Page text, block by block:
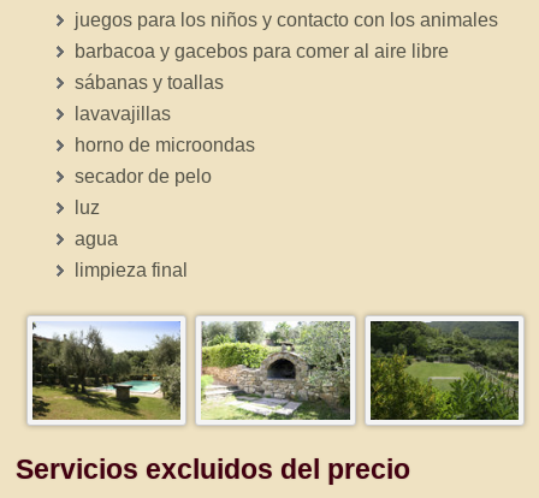
juegos para los niños y contacto con los animales
barbacoa y gacebos para comer al aire libre
sábanas y toallas
lavavajillas
horno de microondas
secador de pelo
luz
agua
limpieza final
Servicios excluidos del precio